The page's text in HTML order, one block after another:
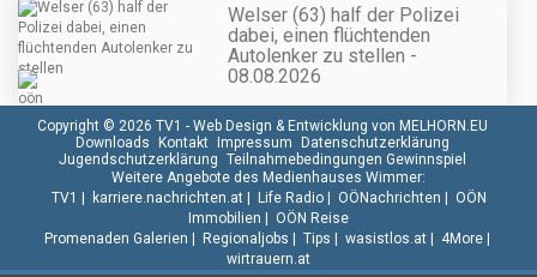
Welser (63) half der Polizei
dabei, einen flüchtenden
Autolenker zu stellen -
08.08.2026
Copyright © 2026 TV1 - Web Design & Entwicklung von MELHORN.EU
Downloads Kontakt Impressum Datenschutzerklärung
Jugendschutzerklärung Teilnahmebedingungen Gewinnspiel
Weitere Angebote des Medienhauses Wimmer:
TV1 | karriere.nachrichten.at| Life Radio| OÖNachrichten | OÖN
Immobilien | OÖN Reise
Promenaden Galerien | Regionaljobs | Tips | wasistlos.at| 4More|
wirtrauern.at